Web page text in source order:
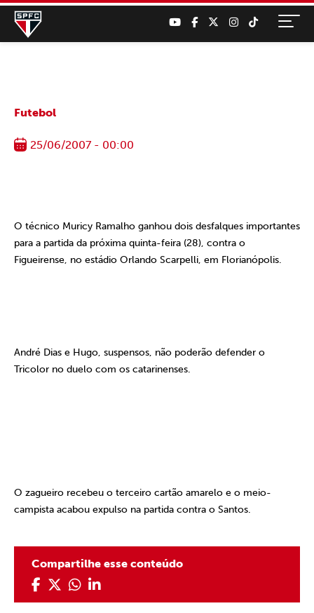
Futebol
25/06/2007 - 00:00
O técnico Muricy Ramalho ganhou dois desfalques importantes
para a partida da próxima quinta-feira (28), contra o
Figueirense, no estádio Orlando Scarpelli, em Florianópolis.
André Dias e Hugo, suspensos, não poderão defender o
Tricolor no duelo com os catarinenses.
O zagueiro recebeu o terceiro cartão amarelo e o meio-
campista acabou expulso na partida contra o Santos.
Compartilhe esse conteúdo